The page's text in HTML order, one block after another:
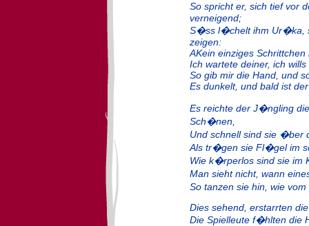
So spricht er, sich tief vor
verneigend;
S�ss l�chelt ihm Ur�ka,
zeigen:
AKein einziges
Ich wartete deiner, ich
So gib mir die Hand, und
Es dunkelt, und bald ist
Es reichte der J�ngling
Sch�nen,
Und schnell sind sie �ber
Als tr�gen sie Fl�gel im
Wie k�rperlos sind sie im
Man sieht nicht, wann
So tanzen sie hin, wie
Dies sehend, erstarrten
Die Spielleute f�hlten die